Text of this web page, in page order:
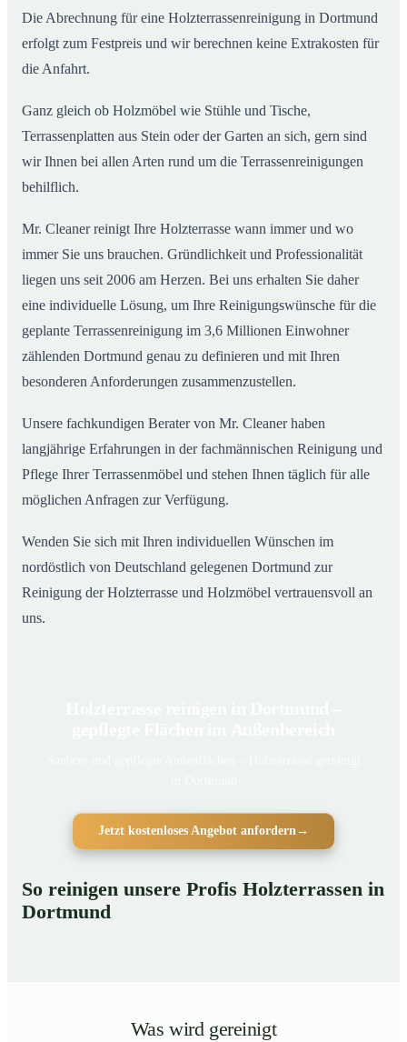
Die Abrechnung für eine Holzterrassenreinigung in Dortmund
erfolgt zum Festpreis und wir berechnen keine Extrakosten für
die Anfahrt.
Ganz gleich ob Holzmöbel wie Stühle und Tische,
Terrassenplatten aus Stein oder der Garten an sich, gern sind
wir Ihnen bei allen Arten rund um die Terrassenreinigungen
behilflich.
Mr. Cleaner reinigt Ihre Holzterrasse wann immer und wo
immer Sie uns brauchen. Gründlichkeit und Professionalität
liegen uns seit 2006 am Herzen. Bei uns erhalten Sie daher
eine individuelle Lösung, um Ihre Reinigungswünsche für die
geplante Terrassenreinigung im 3,6 Millionen Einwohner
zählenden Dortmund genau zu definieren und mit Ihren
besonderen Anforderungen zusammenzustellen.
Unsere fachkundigen Berater von Mr. Cleaner haben
langjährige Erfahrungen in der fachmännischen Reinigung und
Pflege Ihrer Terrassenmöbel und stehen Ihnen täglich für alle
möglichen Anfragen zur Verfügung.
Wenden Sie sich mit Ihren individuellen Wünschen im
nordöstlich von Deutschland gelegenen Dortmund zur
Reinigung der Holzterrasse und Holzmöbel vertrauensvoll an
uns.
Jetzt kostenloses Angebot anfordern→
So reinigen unsere Profis Holzterrassen in
Dortmund
Was wird gereinigt